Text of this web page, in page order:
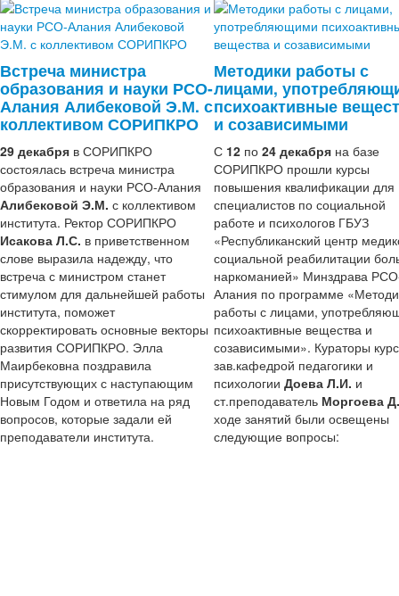
Встреча министра
образования и науки РСО-
Алания Алибековой Э.М. с
коллективом СОРИПКРО
29 декабря в СОРИПКРО
состоялась встреча министра
образования и науки РСО-Алания
Алибековой Э.М. с коллективом
института. Ректор СОРИПКРО
Исакова Л.С. в приветственном
слове выразила надежду, что
встреча с министром станет
стимулом для дальнейшей работы
института, поможет
скорректировать основные векторы
развития СОРИПКРО. Элла
Маирбековна поздравила
присутствующих с наступающим
Новым Годом и ответила на ряд
вопросов, которые задали ей
преподаватели института.
Методики работы с
лицами,
психоактивные
и созависимыми
С 12 по 24 декабря на базе
СОРИПКРО прошли курсы
повышения квалификации для
специалистов по социальной
работе и психологов ГБУЗ
«Республиканский центр
социальной реабилитации
наркоманией» Минздрава
Алания по программе
работы с лицами,
психоактивные вещества и
созависимыми». Кураторы
зав.кафедрой педагогики и
психологии Доева Л.И. и
ст.преподаватель Моргоева
ходе занятий были освещены
следующие вопросы: